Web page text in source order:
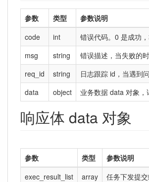
参数 类型
参数说明
code
int 错误代码。0 是成功
msg
string
错误描述，当失败的
req_id
string
日志跟踪 id，当遇到
data
object 业务数据 data 对象，
响应体 data 对象
参数 类型
参数说明
exec_result_list
array 任务下发提